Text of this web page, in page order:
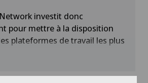
investit donc
pour mettre à la disposition
plateformes de travail les plus
sur le plan des
plateau technique de premier
dans l’attribution des plages